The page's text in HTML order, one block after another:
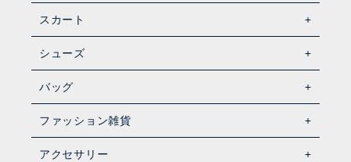
スカート
シューズ
バッグ
ファッション雑貨
アクセサリー